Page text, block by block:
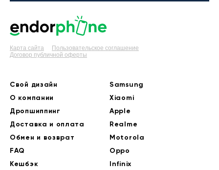
Карта сайта
Пользовательское соглашение
Договор публичной оферты
Свой дизайн
О компании
Дропшиппинг
Доставка и оплата
Обмен и возврат
FAQ
Кешбэк
Samsung
Xiaomi
Apple
Realme
Motorola
Oppo
Infinix